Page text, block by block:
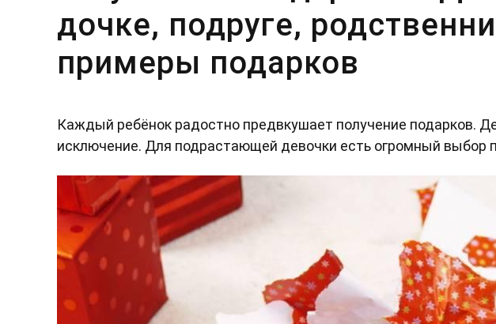
дочке, подруге,
примеры подарков
Каждый ребёнок радостно предвкушает получение подарков.
исключение. Для подрастающей девочки есть огромный выбор